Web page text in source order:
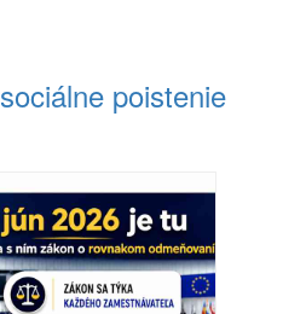
sociálne poistenie